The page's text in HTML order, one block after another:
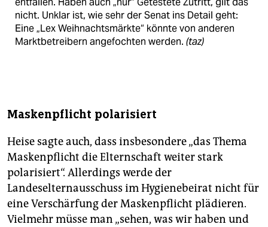
nicht. Unklar ist, wie sehr der Senat ins Detail geht:
Eine „Lex Weihnachtsmärkte“ könnte von anderen
Marktbetreibern angefochten werden. (taz)
Maskenpflicht polarisiert
Heise sagte auch, dass insbesondere „das Thema
Maskenpflicht die Elternschaft weiter stark
polarisiert“. Allerdings werde der
Landeselternausschuss im Hygienebeirat nicht für
eine Verschärfung der Maskenpflicht plädieren.
Vielmehr müsse man „sehen, was wir haben und